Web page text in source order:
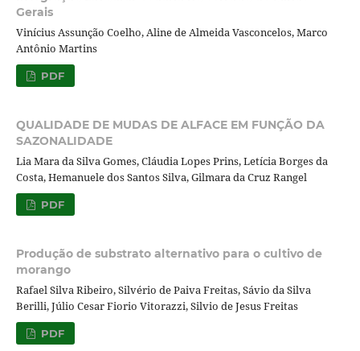
Gerais
Vinícius Assunção Coelho, Aline de Almeida Vasconcelos, Marco
Antônio Martins
PDF
QUALIDADE DE MUDAS DE ALFACE EM FUNÇÃO DA
SAZONALIDADE
Lia Mara da Silva Gomes, Cláudia Lopes Prins, Letícia Borges da
Costa, Hemanuele dos Santos Silva, Gilmara da Cruz Rangel
PDF
Produção de substrato alternativo para o cultivo de
morango
Rafael Silva Ribeiro, Silvério de Paiva Freitas, Sávio da Silva
Berilli, Júlio Cesar Fiorio Vitorazzi, Silvio de Jesus Freitas
PDF